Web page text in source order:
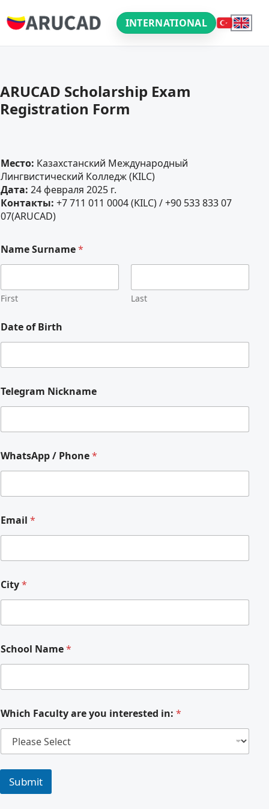
INTERNATIONAL
ARUCAD Scholarship Exam
Registration Form
Место: Казахстанский Международный
Лингвистический Колледж (KILC)
Дата: 24 февраля 2025 г.
Контакты: +7 711 011 0004 (KILC) / +90 533 833 07
07(ARUCAD)
Name Surname*
First Last
Date of Birth
Telegram Nickname
WhatsApp / Phone*
Email *
City*
School Name*
Which Faculty are you interested in: *
o
o
Submit